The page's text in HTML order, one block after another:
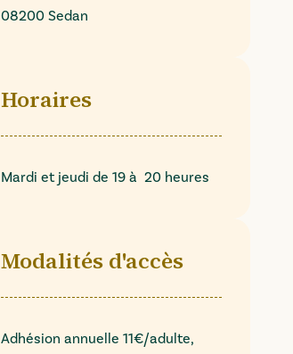
08200 Sedan
Horaires
Mardi et jeudi de 19 à 20 heures
Modalités d'accès
Adhésion annuelle 11€/adulte,